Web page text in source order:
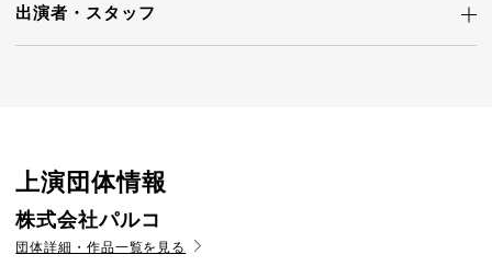
出演者・ スタッフ
上演団体情報
株式会社パルコ
団体詳細・作品一覧を見る